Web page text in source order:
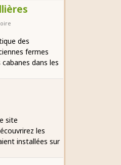
des
fermes
dans les
site
les
installées sur